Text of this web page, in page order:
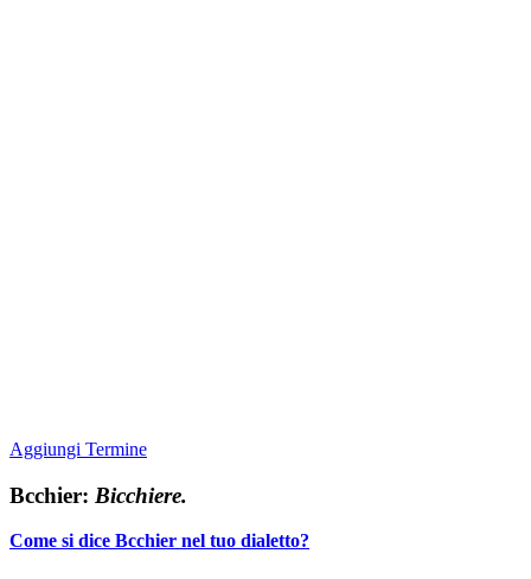
Aggiungi Termine
Bcchier: Bicchiere.
Come si dice Bcchier nel tuo dialetto?